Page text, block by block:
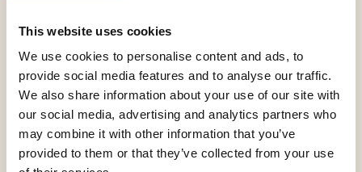
This website uses cookies
We use cookies to personalise content and ads, to
provide social media features and to analyse our traffic.
We also share information about your use of our site with
our social media, advertising and analytics partners who
may combine it with other information that you’ve
provided to them or that they’ve collected from your use
Na zijn succesvolle debuutshow ‘KORDAAT’ keert Kor
Hoebe terug in het theater met ‘Korrelatie’. Met
scherpe humor en een flinke portie straatwijsheid laat
hij zien hoe het leven écht in elkaar zit. Hij neemt je mee
in een rollercoaster van gekke situaties, alledaags
geworstel en alles wat daarbij komt kijken: van